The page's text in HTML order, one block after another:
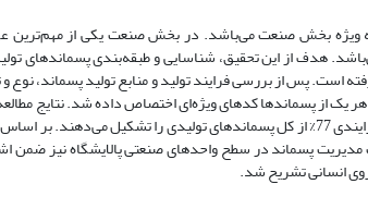
بخش صنعت می‌‌باشد. در بخش صنعت یکی از مهم‌‌ترین
هدف از این تحقیق، شناسایی و طبقه‌‌بندی پسماندهای
پس از بررسی فرایند تولید و منابع تولید پسماند، نوع و
از پسماندها کدهای ویژه‌‌ای اختصاص داده شد. نتایج
پسماند در سطح واحدهای صنعتی پالایشگاه نیز ضمن
انسانی تشریح شد.